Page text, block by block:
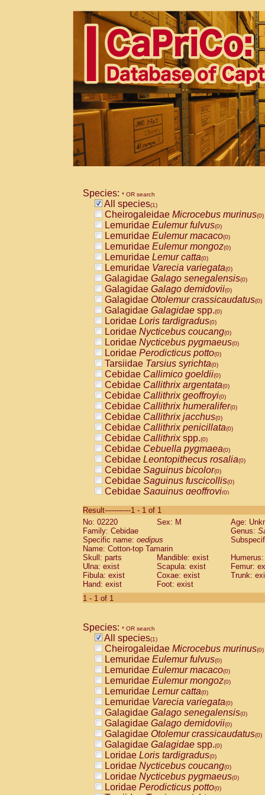
Species: * OR search
All species(1)
Cheirogaleidae Microcebus murinus(0)
Lemuridae Eulemur fulvus(0)
Lemuridae Eulemur macaco(0)
Lemuridae Eulemur mongoz(0)
Lemuridae Lemur catta(0)
Lemuridae Varecia variegata(0)
Galagidae Galago senegalensis(0)
Galagidae Galago demidovii(0)
Galagidae Otolemur crassicaudatus(0)
Galagidae Galagidae spp.(0)
Loridae Loris tardigradus(0)
Loridae Nycticebus coucang(0)
Loridae Nycticebus pygmaeus(0)
Loridae Perodicticus potto(0)
Tarsiidae Tarsius syrichta(0)
Cebidae Callimico goeldii(0)
Cebidae Callithrix argentata(0)
Cebidae Callithrix geoffroyi(0)
Cebidae Callithrix humeralifer(0)
Cebidae Callithrix jacchus(0)
Cebidae Callithrix penicillata(0)
Cebidae Callithrixspp.(0)
Cebidae Cebuella pygmaea(0)
Cebidae Leontopithecus rosalia(0)
Cebidae Saguinus bicolor(0)
Cebidae Saguinus fuscicollis(0)
Cebidae Saguinus geoffroyi(0)
CebidaeSaguinus labiatus(0)
Cebidae Saguinus leucopus (0)
Cebidae
CebidaeSaguinus mystax
Cebidae Saguinus nigricollis (0)
Cebidae Saguinus oedipus
Cebidae Saguinus weddelli
Cebidae Saguinusspp.
Cebidae
CebidaeCebus capucinus
CebidaeCebus nigrivittatus
CebidaeCebus spp.(0)
CebidaeSaimiri boliviensis(0)
CebidaeSaimiri sciureus(0)
AtelidaeAlouatta caraya(0)
AtelidaeAlouatta fusca(0)
AtelidaeAlouatta seniculus(0)
AtelidaeAlouattaspp.(0)
AtelidaeAteles belzebuth(0)
AtelidaeAteles geoffroyi(0)
AtelidaeAteles paniscus(0)
AtelidaeAtelesspp.(0)
AtelidaeLagothrix lagothricha(0)
AtelidaeLagothrix lagothricha cana
PitheciidaeCacajao calvus
Result-----------1 - 1 of 1
No: 02220
Sex: M
Age:
Family: Cebidae
Genus:
Specific name: oedipus
Name: Cotton-top Tamarin
Skull: parts
Mandible: exist
Ulna: exist
Scapula: exist
Femur:
Fibula: exist
Coxae: exist
Trunk:
Hand: exist
Foot: exist
1 - 1 of 1
Species: * OR search
All species(1)
Cheirogaleidae Microcebus murinus(0)
Lemuridae Eulemur fulvus(0)
Lemuridae Eulemur macaco(0)
Lemuridae Eulemur mongoz(0)
Lemuridae Lemur catta(0)
Lemuridae Varecia variegata(0)
Galagidae Galago senegalensis(0)
Galagidae Galago demidovii(0)
Galagidae Otolemur crassicaudatus(0)
Galagidae Galagidae spp.(0)
Loridae Loris tardigradus(0)
Loridae Nycticebus coucang(0)
Loridae Nycticebus pygmaeus(0)
Loridae Perodicticus potto(0)